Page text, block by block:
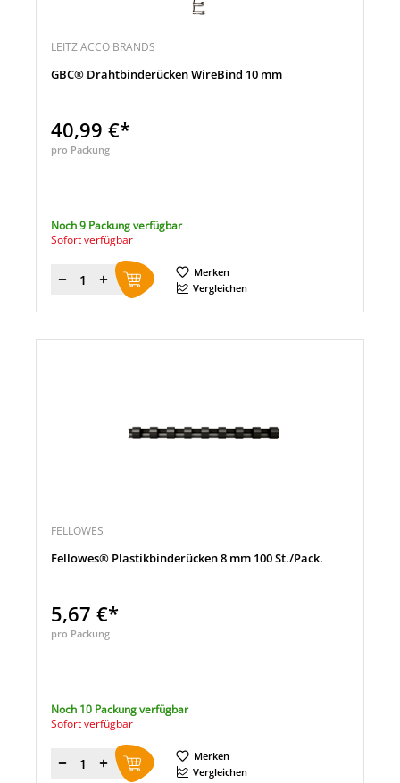
LEITZ ACCO BRANDS
GBC® Drahtbinderücken WireBind 10 mm
40,99 €*
pro Packung
Noch 9 Packung verfügbar
Sofort verfügbar
Menge
Merken
Vergleichen
FELLOWES
Fellowes® Plastikbinderücken 8 mm 100 St./Pack.
5,67 €*
pro Packung
Noch 10 Packung verfügbar
Sofort verfügbar
Menge
Merken
Vergleichen